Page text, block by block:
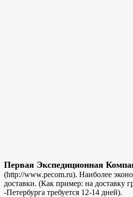
Первая Экспедиционная
(http://www.pecom.ru). Наиболее
доставки. (Как пример: на доставку
-Петербурга требуется 12-14 дней).